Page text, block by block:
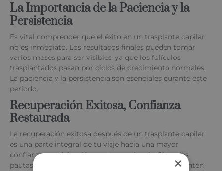
La Importancia de la Paciencia y la
Persistencia
Es vital comprender que el éxito en un trasplante capilar
no es inmediato. Los resultados finales pueden tomar
varios meses para ser visibles, ya que los folículos
trasplantados pasan por ciclos de crecimiento normales.
La paciencia y la persistencia son esenciales durante este
período.
Recuperación Exitosa, Confianza
Restaurada
La recuperación exitosa después de un trasplante capilar
es una parte integral de tu viaje hacia una mayor
confianza y satisfacción con tu apariencia. Sigue las
pautas proporcionadas por tu cirujano capilar y mantén
×